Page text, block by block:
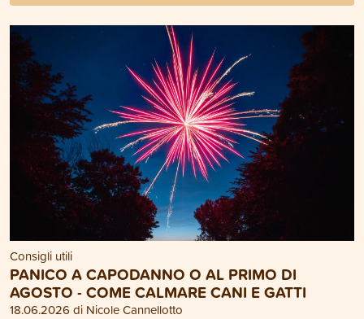
Consigli utili
PANICO A CAPODANNO O AL PRIMO DI
AGOSTO - COME CALMARE CANI E GATTI
18.06.2026 di Nicole Cannellotto